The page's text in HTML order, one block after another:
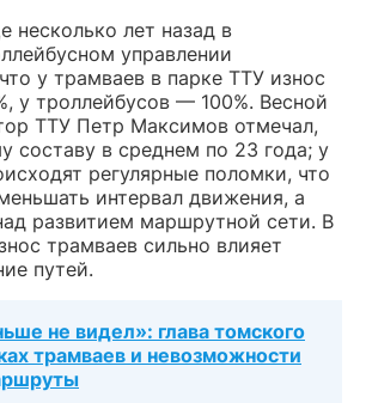
несколько лет назад в
управлении
у трамваев в парке ТТУ износ
у троллейбусов — 100%. Весной
ТТУ Петр Максимов отмечал,
составу в среднем по 23 года; у
регулярные поломки, что
интервал движения, а
развитием маршрутной сети. В
трамваев сильно влияет
путей.
не видел»: глава томского
трамваев и невозможности